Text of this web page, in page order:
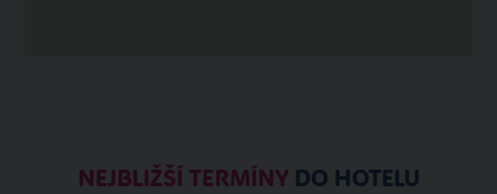
NEJBLIŽŠÍ TERMÍNYDO HOTELU